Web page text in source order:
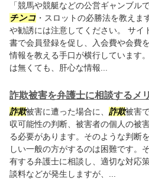
「競馬や競艇などの公営ギャンブル
チンコ ・スロットの必勝法を教えま
や勧誘には注意してください。 サイ
書で会員登録を促し、入会費や会費
情報を教える手口が横行しています
は無くても、肝心な情報...
詐欺被害を弁護士に相談するメ
詐欺被害に遭った場合に、 詐欺被害
収可能性の判断、被害者の個人の被
る必要があります。そのような判断
しい一般の方がするのは困難です。
有する弁護士に相談し、適切な対応
談料などが発生しますが、...